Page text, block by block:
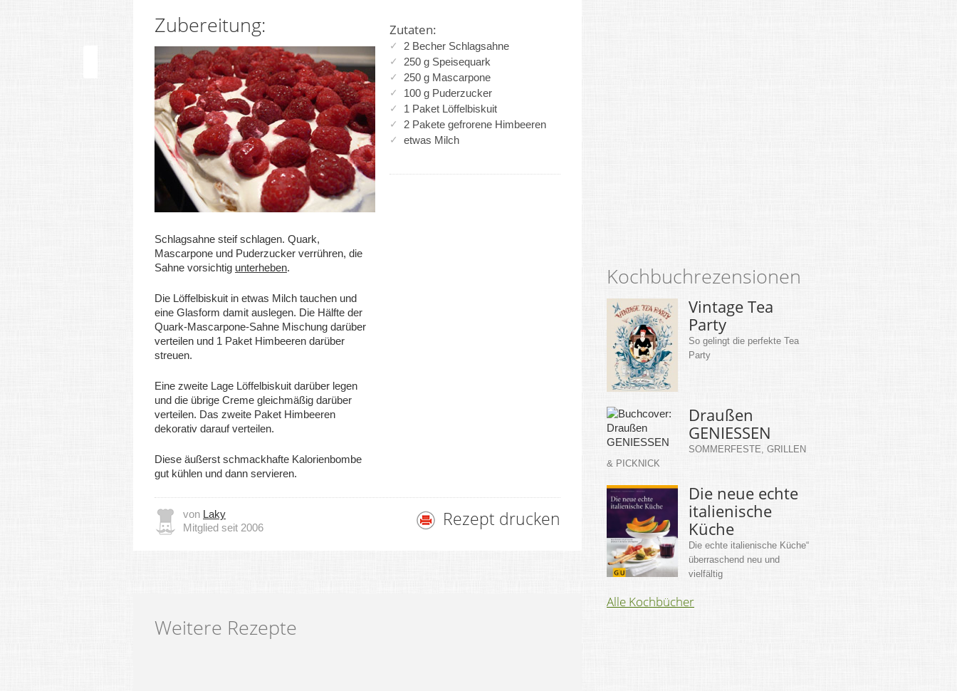
Zutaten:
2 Becher Schlagsahne
250 g Speisequark
250 g Mascarpone
100 g Puderzucker
1 Paket Löffelbiskuit
2 Pakete gefrorene Himbeeren
etwas Milch
Zubereitung:
Schlagsahne steif schlagen. Quark,
Mascarpone und Puderzucker verrühren, die
Sahne vorsichtig unterheben.
Die Löffelbiskuit in etwas Milch tauchen und
eine Glasform damit auslegen. Die Hälfte der
Quark-Mascarpone-Sahne Mischung darüber
verteilen und 1 Paket Himbeeren darüber
streuen.
Eine zweite Lage Löffelbiskuit darüber legen
und die übrige Creme gleichmäßig darüber
verteilen. Das zweite Paket Himbeeren
dekorativ darauf verteilen.
Diese äußerst schmackhafte Kalorienbombe
gut kühlen und dann servieren.
von Laky
Mitglied seit 2006
Rezept drucken
Kochbuchrezensionen
Vintage Tea
Party
So gelingt die perfekte Tea
Party
Draußen
GENIESSEN
SOMMERFESTE, GRILLEN
& PICKNICK
Die neue echte
italienische
Küche
Die echte italienische Küche“
überraschend neu und
vielfältig
Alle Kochbücher
Weitere Rezepte